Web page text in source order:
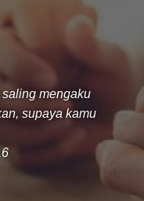
mengaku
supaya kamu